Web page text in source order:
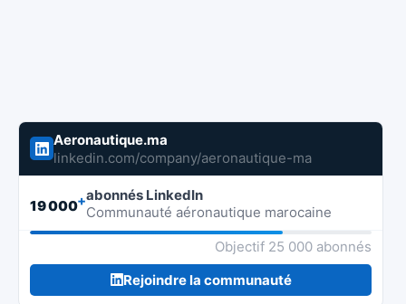
Aeronautique.ma
linkedin.com/company/aeronautique-ma
19 000+abonnés LinkedIn
Communauté aéronautique marocaine
Objectif 25 000 abonnés
Rejoindre la communauté